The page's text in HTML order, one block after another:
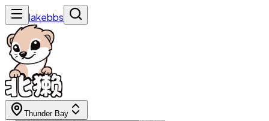
lakebbs
Thunder Bay